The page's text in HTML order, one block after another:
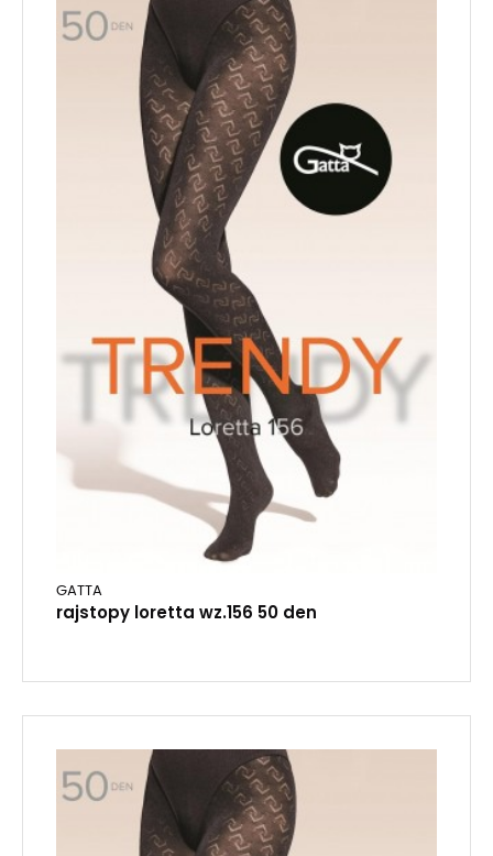
GATTA
rajstopy loretta wz.156 50 den